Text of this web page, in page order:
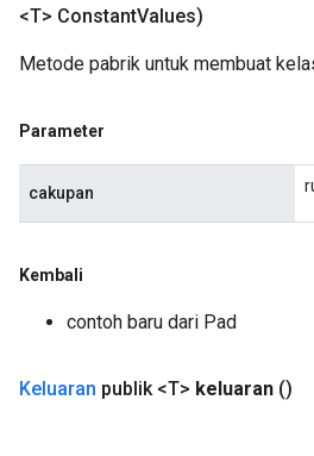
<T> ConstantValues)
Metode pabrik untuk membuat
Parameter
cakupan
Kembali
contoh baru dari Pad
Keluaran publik <T> keluaran ()